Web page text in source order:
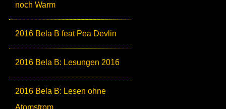
noch Warm
2016 Bela B feat Pea Devlin
2016 Bela B: Lesungen 2016
2016 Bela B: Lesen ohne
Atomstrom